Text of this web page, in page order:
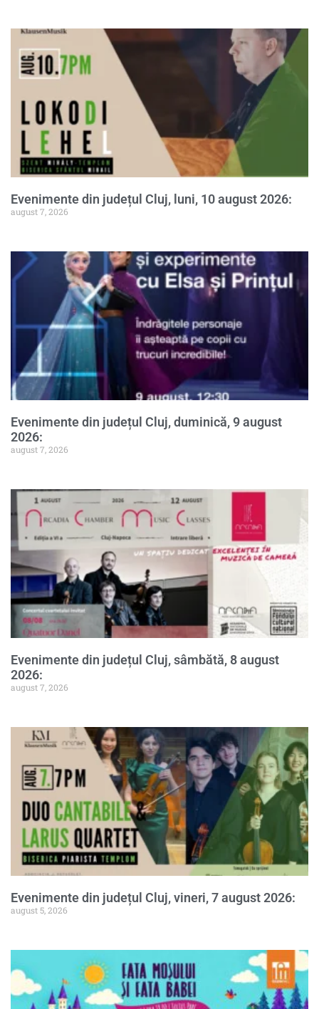
Evenimente din județul Cluj, luni, 10 august 2026:
august 7, 2026
Evenimente din județul Cluj, duminică, 9 august
2026:
august 7, 2026
Evenimente din județul Cluj, sâmbătă, 8 august
2026:
august 7, 2026
Evenimente din județul Cluj, vineri, 7 august 2026:
august 5, 2026